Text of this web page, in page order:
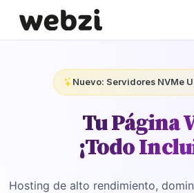
Nuevo: Servidores NVMe
Tu Página
¡Todo
Hosting de alto rendimiento,